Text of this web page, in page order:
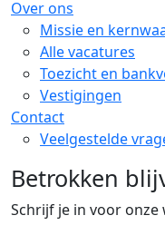
Over ons
Missie en
Alle vacatures
Toezicht en
Vestigingen
Contact
Veelgestelde
Betrokken
Schrijf je in voor